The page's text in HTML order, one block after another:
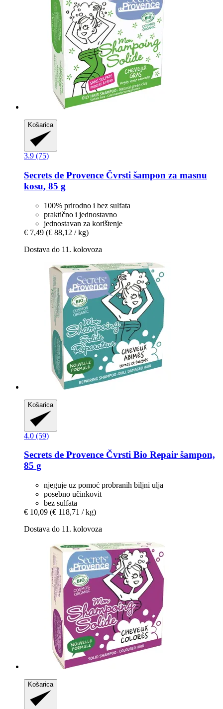
Košarica
3.9 (75)
Secrets de Provence Čvrsti šampon za masnu
kosu, 85 g
100% prirodno i bez sulfata
praktično i jednostavno
jednostavan za korištenje
€ 7,49 (€ 88,12 / kg)
Dostava do 11. kolovoza
Košarica
4.0 (59)
Secrets de Provence Čvrsti Bio Repair šampon,
85 g
njeguje uz pomoć probranih biljni ulja
posebno učinkovit
bez sulfata
€ 10,09 (€ 118,71 / kg)
Dostava do 11. kolovoza
Košarica